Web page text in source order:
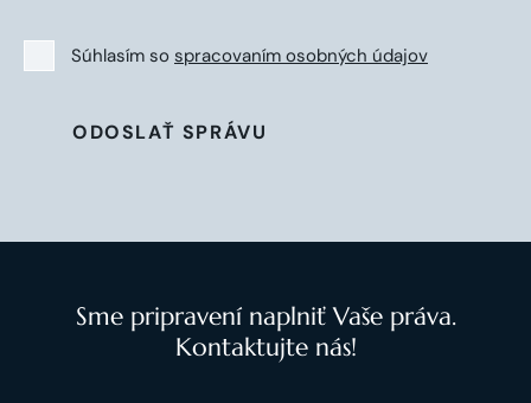
Súhlasím so spracovaním osobných údajov
ODOSLAŤ SPRÁVU
Sme pripravení naplniť Vaše práva.
Kontaktujte nás!